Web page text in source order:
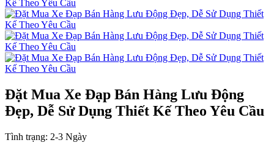
Đặt Mua Xe Đạp Bán Hàng Lưu Động
Đẹp, Dễ Sử Dụng Thiết Kế Theo Yêu Cầu
Tình trạng: 2-3 Ngày